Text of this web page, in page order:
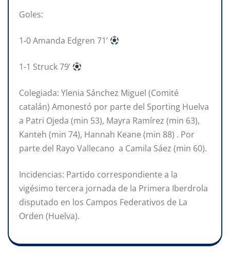
Goles:
1-0 Amanda Edgren 71’
1-1 Struck 79’
Colegiada: Ylenia Sánchez Miguel (Comité
catalán) Amonestó por parte del Sporting Huelva
a Patri Ojeda (min 53), Mayra Ramírez (min 63),
Kanteh (min 74), Hannah Keane (min 88) . Por
parte del Rayo Vallecano a Camila Sáez (min 60).
Incidencias: Partido correspondiente a la
vigésimo tercera jornada de la Primera Iberdrola
disputado en los Campos Federativos de La
Orden (Huelva).